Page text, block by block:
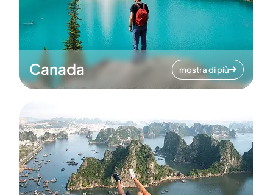
Canada mostra di più